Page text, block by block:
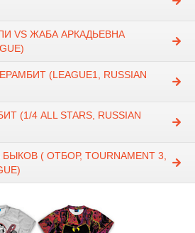
VS ЖАБА АРКАДЬЕВНА
(LEAGUE1, RUSSIAN
(1/4 ALL STARS, RUSSIAN
( ОТБОР, TOURNAMENT 3,